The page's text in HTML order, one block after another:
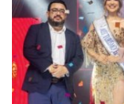
En Vivo
Noticias
Contáctenos